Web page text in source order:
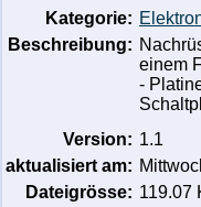
Kategorie:
Beschreibung:
einem
-
Version: 1.1
aktualisiert am:
Dateigrösse: 119.07